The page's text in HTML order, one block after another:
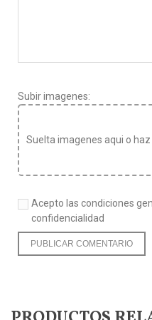
Subir imagenes:
Suelta imagenes aqui o
Acepto las condiciones
confidencialidad